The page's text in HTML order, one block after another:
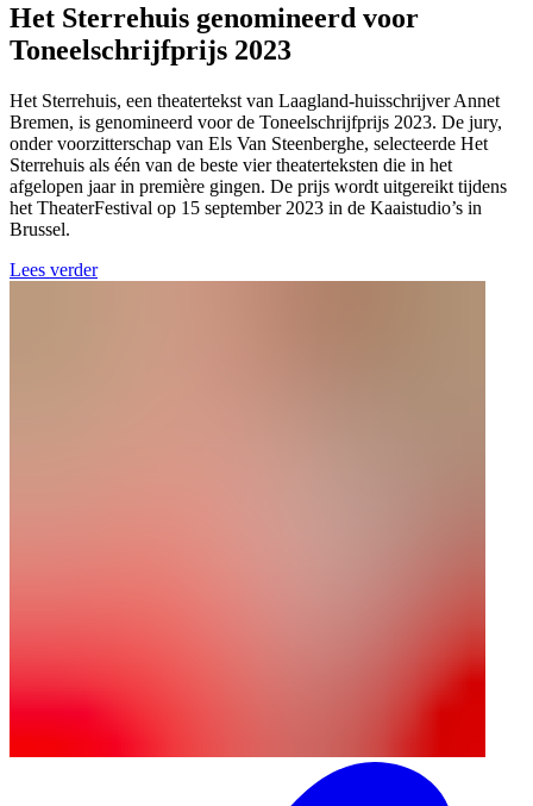
Het Sterrehuis genomineerd voor
Toneelschrijfprijs 2023
Het Sterrehuis, een theatertekst van Laagland-huisschrijver Annet
Bremen, is genomineerd voor de Toneelschrijfprijs 2023. De jury,
onder voorzitterschap van Els Van Steenberghe, selecteerde Het
Sterrehuis als één van de beste vier theaterteksten die in het
afgelopen jaar in première gingen. De prijs wordt uitgereikt tijdens
het TheaterFestival op 15 september 2023 in de Kaaistudio’s in
Brussel.
Lees verder